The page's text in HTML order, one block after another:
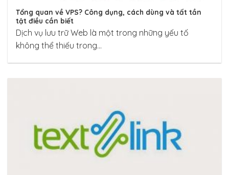
Tổng quan về VPS? Công dụng, cách dùng và tất tần
tật điều cần biết
Dịch vụ lưu trữ Web là một trong những yếu tố
không thể thiếu trong...